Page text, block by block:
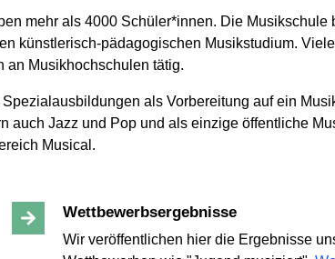
mehr als 4000 Schüler*innen. Die Musikschule
künstlerisch-pädagogischen Musikstudium.
an Musikhochschulen tätig.
als Vorbereitung auf ein
auch Jazz und Pop und als einzige öffentliche
Musical.
Wettbewerbsergebnisse
Wir veröffentlichen hier die Ergebnisse